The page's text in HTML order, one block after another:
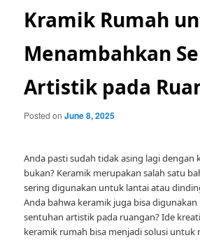
Kramik Rumah
Menambahkan
Artistik pada
Posted onJune 8, 2025
Anda pasti sudah tidak asing lagi dengan
bukan? Keramik merupakan salah satu
sering digunakan untuk lantai atau
Anda bahwa keramik juga bisa
sentuhan artistik pada ruangan? Ide
keramik rumah bisa menjadi solusi untuk